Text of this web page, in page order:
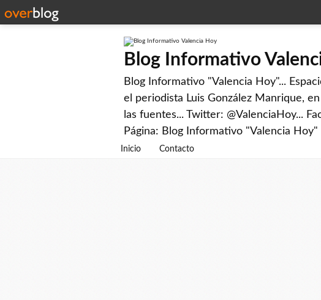
Blog Informativo
Blog Informativo "Valencia Hoy"...
el periodista Luis González Manrique,
las fuentes... Twitter: @ValenciaHoy...
Página: Blog Informativo "Valencia Hoy"
Inicio Contacto